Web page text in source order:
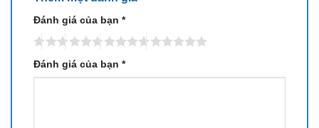
lượng giặt
/ sấy
11kg / 6kg 12kg / 6kg 12kg / 6kg
Bảng điều
Cảm ứng
Đánh giá của bạn *
Đánh giá của bạn *